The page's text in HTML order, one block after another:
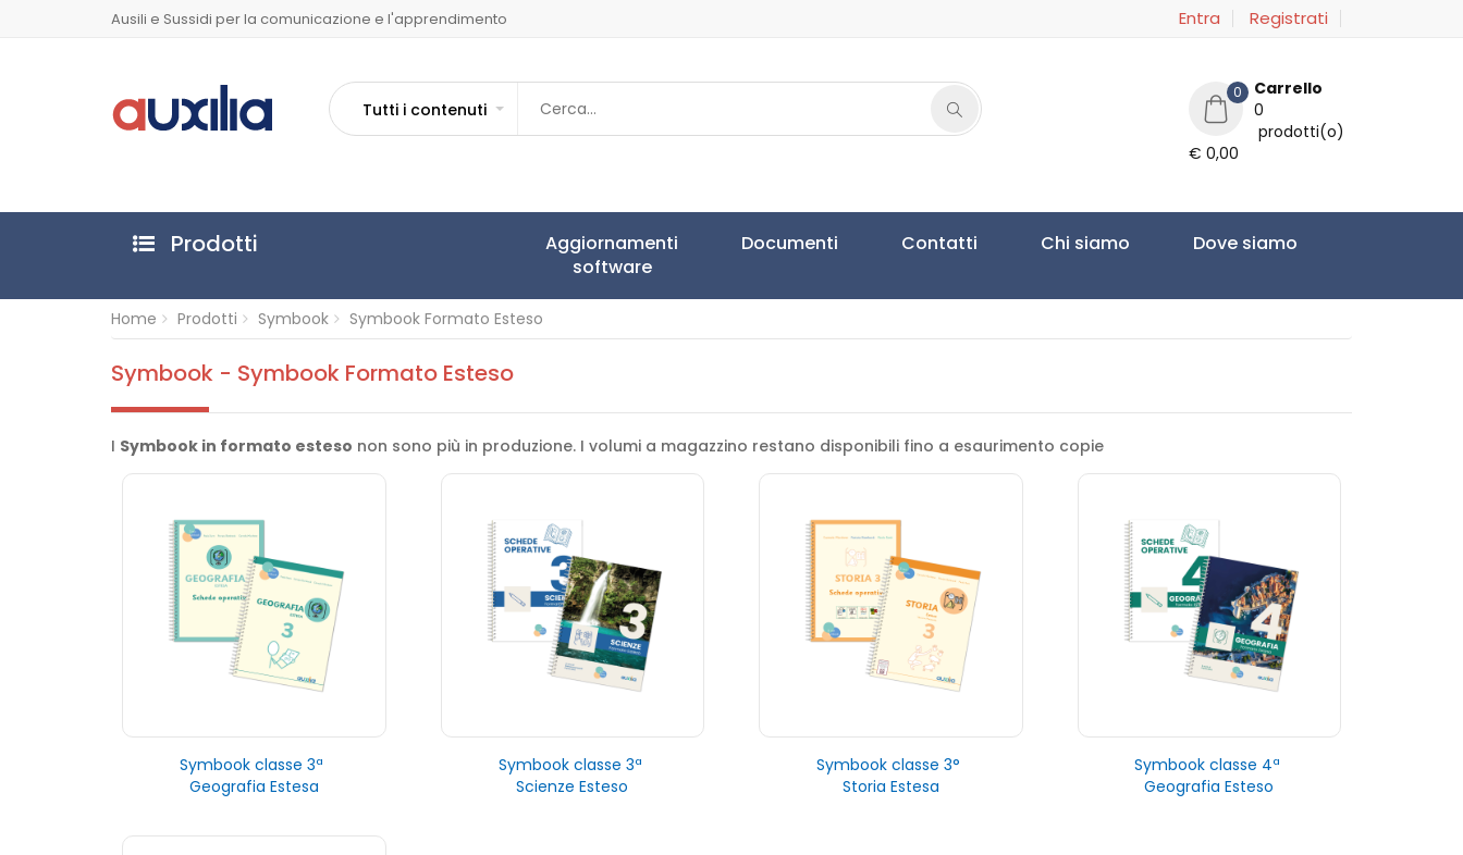
Ausili e Sussidi per la comunicazione e l'apprendimento Entra Registrati
Tutti i contenuti
0
Carrello
0
prodotti(o)
€ 0,00
Prodotti
Aggiornamenti
software
Documenti Contatti Chi siamo Dove siamo
Home Prodotti Symbook Symbook Formato Esteso
Symbook - Symbook Formato Esteso
I Symbook in formato esteso non sono più in produzione. I volumi a magazzino restano disponibili fino a esaurimento copie
Symbook classe 3ª
Geografia Estesa
Symbook classe 3ª
Scienze Esteso
Symbook classe 3°
Storia Estesa
Symbook classe 4ª
Geografia Esteso